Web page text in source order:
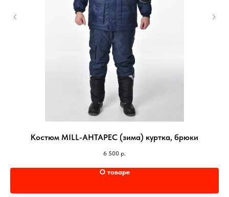
Костюм MILL-АНТАРЕС (зима) куртка, брюки
6 500 р.
О товаре